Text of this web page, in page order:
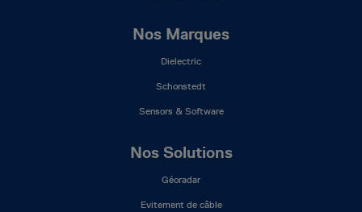
Nos Marques
Dielectric
Schonstedt
Sensors & Software
Nos Solutions
Géoradar
Evitement de câble